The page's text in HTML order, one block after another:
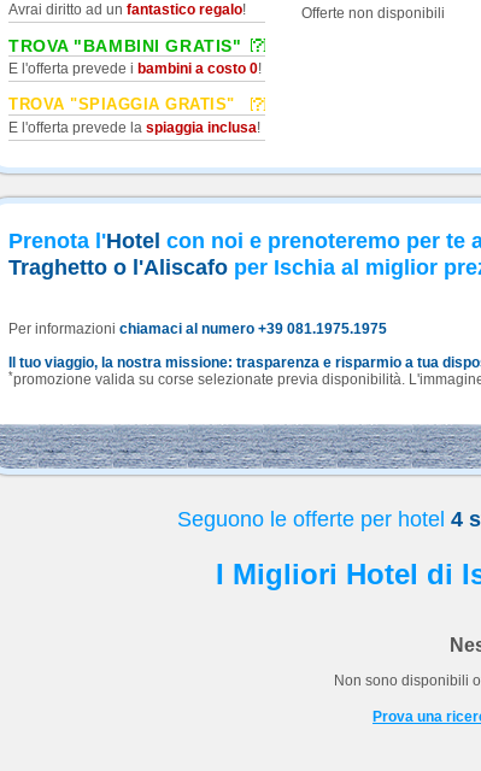
Avrai diritto ad un fantastico regalo!
TROVA "BAMBINI GRATIS"
E l'offerta prevede i bambini a costo 0!
TROVA "SPIAGGIA GRATIS"
E l'offerta prevede la spiaggia inclusa!
Offerte non disponibili
Prenota l'Hotel con noi e prenoteremo per te
Traghetto o l'Aliscafo per Ischia al miglior
Per informazioni chiamaci al numero +39 081.1975.1975
Il tuo viaggio, la nostra missione: trasparenza e risparmio a tua
*promozione valida su corse selezionate previa disponibilità.
Seguono le offerte per hotel 4
I Migliori Hotel di
Non sono disponibili
Prova una